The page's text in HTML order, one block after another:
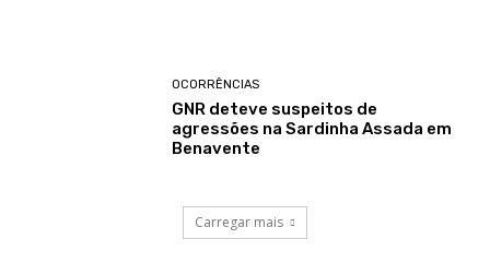
OCORRÊNCIAS
GNR deteve suspeitos de
agressões na Sardinha Assada em
Benavente
Carregar mais